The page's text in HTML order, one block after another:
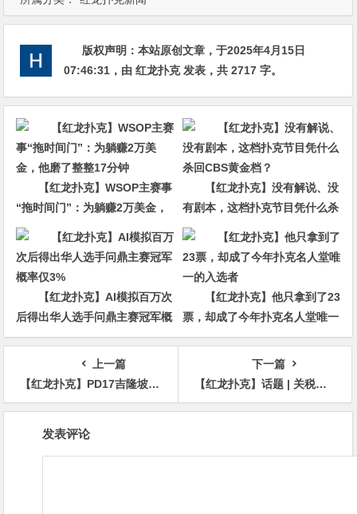
版权声明：本站原创文章，于2025年4月15日
07:46:31 ，由红龙扑克发表，共 2717 字。
【红龙扑克】WSOP主赛事
“拖时间门”：为躺赚2万美金，
他磨了整整17分钟
【红龙扑克】没有解说、没
有剧本，这档扑克节目凭什么杀
回CBS黄金档？
【红龙扑克】AI模拟百万次
后得出华人选手问鼎主赛冠军概
率仅3%
【红龙扑克】他只拿到了23
票，却成了今年扑克名人堂唯一
的入选者
上一篇
【红龙扑克】PD17吉隆坡站 | 韩国选手LEE DUHAN斩获开幕赛冠军 国人刘文凯获第5名
下一篇
【红龙扑克】话题 | 关税大战会冲击2025年世界扑克大赛吗？
发表评论